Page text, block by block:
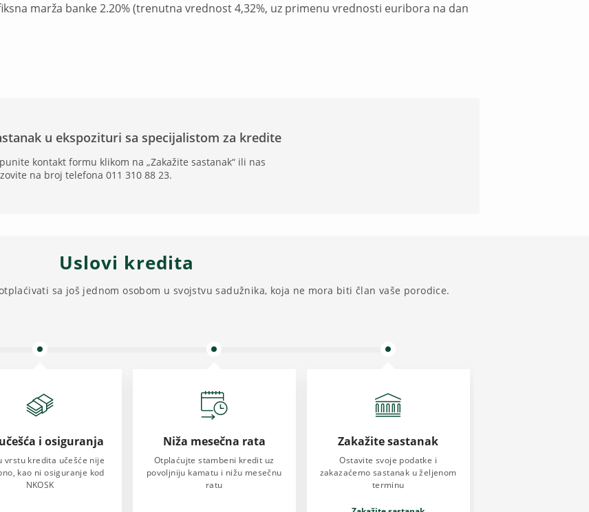
marža banke 2.20% (trenutna vrednost 4,32%, uz primenu vrednosti euribora na dan
u ekspozituri sa specijalistom za kredite
kontakt formu klikom na „Zakažite sastanak“ ili nas
na broj telefona 011 310 88 23.
Uslovi kredita
sa još jednom osobom u svojstvu sadužnika, koja ne mora biti član vaše porodice.
i osiguranja
vrstu kredita učešće nije
kao ni osiguranje kod
NKOSK
Niža mesečna rata
Otplaćujte stambeni kredit uz
povoljniju kamatu i nižu mesečnu
ratu
Zakažite sastanak
Ostavite svoje podatke i
zakazaćemo sastanak u željenom
terminu